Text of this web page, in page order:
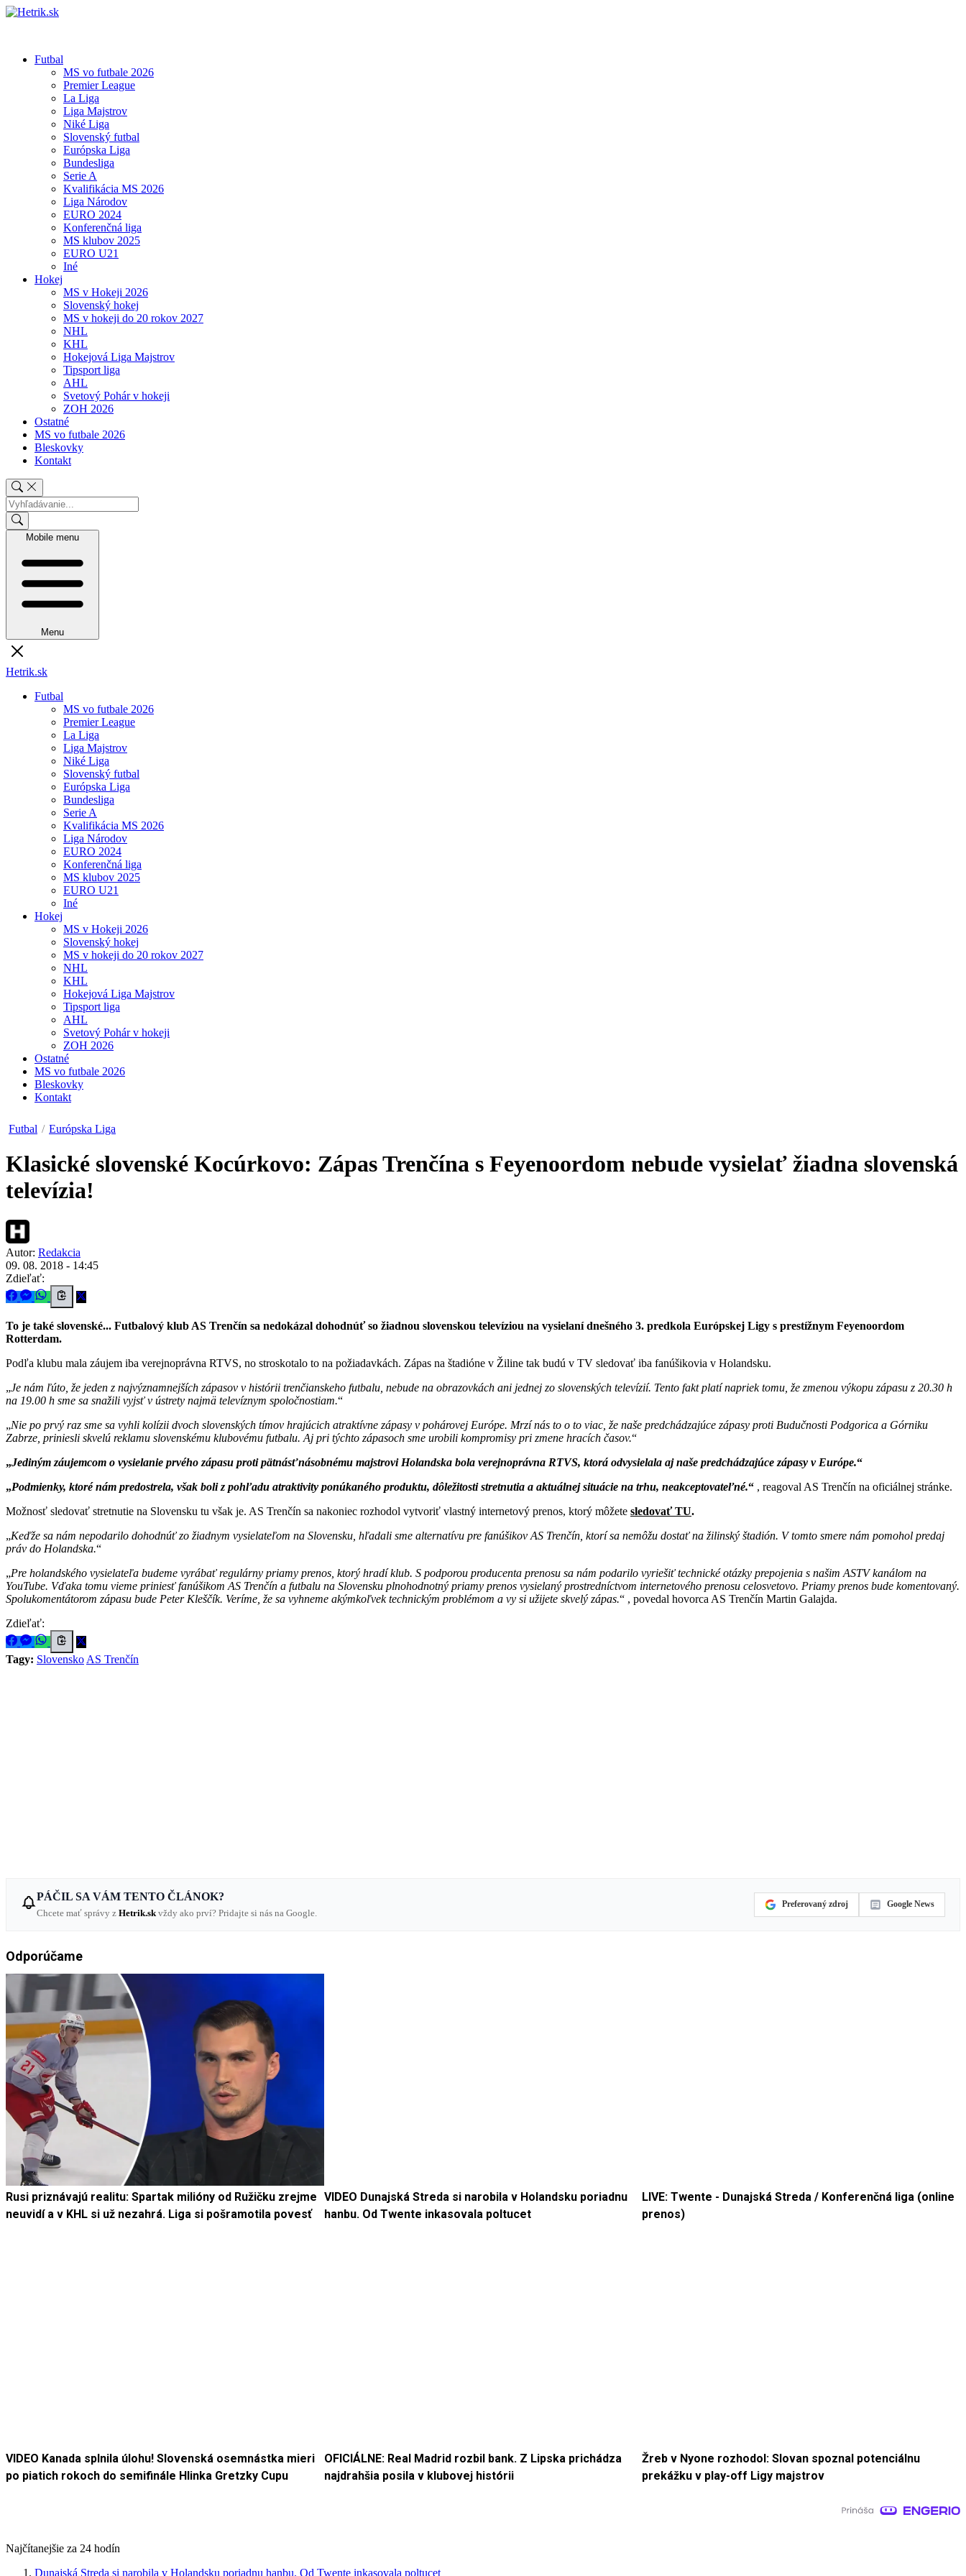
Futbal
MS vo futbale 2026
Premier League
La Liga
Liga Majstrov
Niké Liga
Slovenský futbal
Európska Liga
Bundesliga
Serie A
Kvalifikácia MS 2026
Liga Národov
EURO 2024
Konferenčná liga
MS klubov 2025
EURO U21
Iné
Hokej
MS v Hokeji 2026
Slovenský hokej
MS v hokeji do 20 rokov 2027
NHL
KHL
Hokejová Liga Majstrov
Tipsport liga
AHL
Svetový Pohár v hokeji
ZOH 2026
Ostatné
MS vo futbale 2026
Bleskovky
Kontakt
Mobile menu
Menu
Hetrik.sk
Futbal
MS vo futbale 2026
Premier League
La Liga
Liga Majstrov
Niké Liga
Slovenský futbal
Európska Liga
Bundesliga
Serie A
Kvalifikácia MS 2026
Liga Národov
EURO 2024
Konferenčná liga
MS klubov 2025
EURO U21
Iné
Hokej
MS v Hokeji 2026
Slovenský hokej
MS v hokeji do 20 rokov 2027
NHL
KHL
Hokejová Liga Majstrov
Tipsport liga
AHL
Svetový Pohár v hokeji
ZOH 2026
Ostatné
MS vo futbale 2026
Bleskovky
Kontakt
Futbal / Európska Liga
Klasické slovenské Kocúrkovo: Zápas Trenčína s Feyenoordom nebude vysielať žiadna slovenská
televízia!
Autor: Redakcia
09. 08. 2018 - 14:45
Zdieľať:
To je také slovenské... Futbalový klub AS Trenčín sa nedokázal dohodnúť so žiadnou slovenskou televíziou na vysielaní dnešného 3. predkola Európskej Ligy s prestížnym Feyenoordom
Rotterdam.
Podľa klubu mala záujem iba verejnoprávna RTVS, no stroskotalo to na požiadavkách. Zápas na štadióne v Žiline tak budú v TV sledovať iba fanúšikovia v Holandsku.
Je nám ľúto, že jeden z najvýznamnejších zápasov v histórii trenčianskeho futbalu, nebude na obrazovkách ani jednej zo slovenských televízií. Tento fakt platí napriek tomu, že zmenou výkopu zápasu z 20.30 h
na 19.00 h sme sa snažili vyjsť v ústrety najmä televíznym spoločnostiam.
Nie po prvý raz sme sa vyhli kolízii dvoch slovenských tímov hrajúcich atraktívne zápasy v pohárovej Európe. Mrzí nás to o to viac, že naše predchádzajúce zápasy proti Budučnosti Podgorica a Górniku
Zabrze, priniesli skvelú reklamu slovenskému klubovému futbalu. Aj pri týchto zápasoch sme urobili kompromisy pri zmene hracích časov.
Jediným záujemcom o vysielanie prvého zápasu proti pätnásťnásobnému majstrovi Holandska bola verejnoprávna RTVS, ktorá odvysielala aj naše predchádzajúce zápasy v Európe.
Podmienky, ktoré nám predostrela, však boli z pohľadu atraktivity ponúkaného produktu, dôležitosti stretnutia a aktuálnej situácie na trhu, neakceptovateľné.
, reagoval AS Trenčín na oficiálnej stránke.
Možnosť sledovať stretnutie na Slovensku tu však je. AS Trenčín sa nakoniec rozhodol vytvoriť vlastný internetový prenos, ktorý môžete sledovať TU.
Keďže sa nám nepodarilo dohodnúť zo žiadnym vysielateľom na Slovensku, hľadali sme alternatívu pre fanúšikov AS Trenčín, ktorí sa nemôžu dostať na žilinský štadión. V tomto smere nám pomohol predaj
práv do Holandska.
Pre holandského vysielateľa budeme vyrábať regulárny priamy prenos, ktorý hradí klub. S podporou producenta prenosu sa nám podarilo vyriešiť technické otázky prepojenia s našim ASTV kanálom na
YouTube. Vďaka tomu vieme priniesť fanúšikom AS Trenčín a futbalu na Slovensku plnohodnotný priamy prenos vysielaný prostredníctvom internetového prenosu celosvetovo. Priamy prenos bude komentovaný.
Spolukomentátorom zápasu bude Peter Kleščík. Veríme, že sa vyhneme akýmkoľvek technickým problémom a vy si užijete skvelý zápas.
, povedal hovorca AS Trenčín Martin Galajda.
Zdieľať:
Tagy: Slovensko AS Trenčín
PÁČIL SA VÁM TENTO ČLÁNOK?
Chcete mať správy z Hetrik.sk vždy ako prví? Pridajte si nás na Google.
Preferovaný zdroj Google News
Odporúčame
Rusi priznávajú realitu: Spartak milióny od Ružičku zrejme
neuvidí a v KHL si už nezahrá. Liga si pošramotila povesť
VIDEO Dunajská Streda si narobila v Holandsku poriadnu
hanbu. Od Twente inkasovala poltucet
LIVE: Twente - Dunajská Streda / Konferenčná liga (online
prenos)
VIDEO Kanada splnila úlohu! Slovenská osemnástka mieri
po piatich rokoch do semifinále Hlinka Gretzky Cupu
OFICIÁLNE: Real Madrid rozbil bank. Z Lipska prichádza
najdrahšia posila v klubovej histórii
Žreb v Nyone rozhodol: Slovan spoznal potenciálnu
prekážku v play-off Ligy majstrov
Najčítanejšie za 24 hodín
Dunajská Streda si narobila v Holandsku poriadnu hanbu. Od Twente inkasovala poltucet